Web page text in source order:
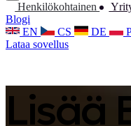
Henkilökohtainen
Blogi
EN
CS DE
Lataa sovellus
Lisää